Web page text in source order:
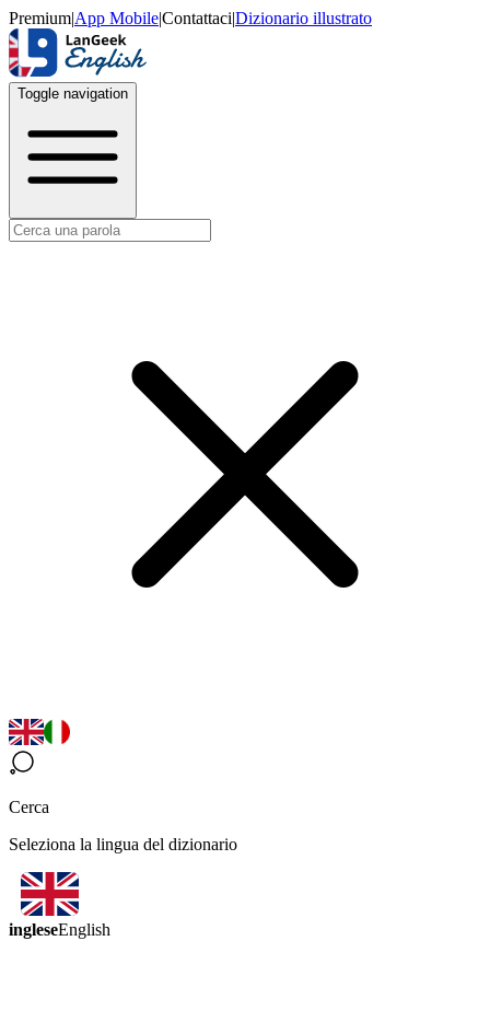
Premium|App Mobile|Contattaci|Dizionario illustrato
Toggle navigation
Cerca
Seleziona la lingua del dizionario
ingleseEnglish